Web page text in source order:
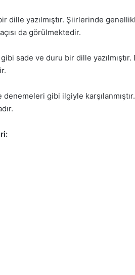
dille yazılmıştır. Şiirlerinde
da görülmektedir.
sade ve duru bir dille
denemeleri gibi ilgiyle